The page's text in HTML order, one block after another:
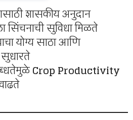
शासकीय अनुदान
सिंचनाची सुविधा मिळते
योग्य साठा आणि
Crop Productivity